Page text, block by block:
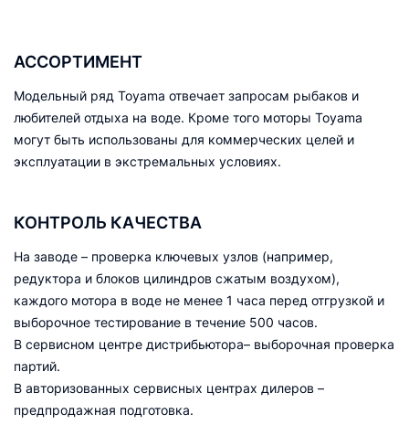
АССОРТИМЕНТ
Модельный ряд Toyama отвечает запросам рыбаков и
любителей отдыха на воде. Кроме того моторы Toyama
могут быть использованы для коммерческих целей и
эксплуатации в экстремальных условиях.
КОНТРОЛЬ КАЧЕСТВА
На заводе – проверка ключевых узлов (например,
редуктора и блоков цилиндров сжатым воздухом),
каждого мотора в воде не менее 1 часа перед отгрузкой и
выборочное тестирование в течение 500 часов.
В сервисном центре дистрибьютора– выборочная проверка
партий.
В авторизованных сервисных центрах дилеров –
предпродажная подготовка.